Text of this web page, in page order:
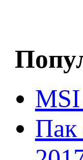
Пак